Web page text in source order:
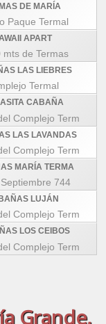
DE MARÍA
Paque Termal
APART
mts de Termas
LAS LIEBRES
Termal
CABAÑA
Complejo Term
LAS LAVANDAS
Complejo Term
MARÍA TERMA
744
LUJÁN
Complejo Term
LOS CEIBOS
Complejo Term
Grande,